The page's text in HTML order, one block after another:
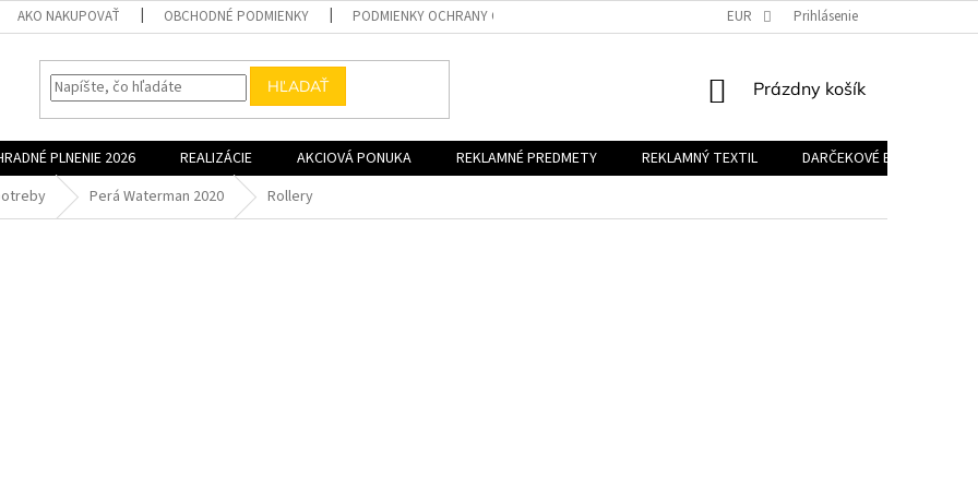
AKO NAKUPOVAŤ OBCHODNÉ PODMIENKY PODMIENKY OCHRANY OSOBNÝCH ÚDAJOV EUR Prihlásenie
HĽADAŤ
NÁKUPNÝ
Prázdny košík
PLNENIE 2026 REALIZÁCIE AKCIOVÁ PONUKA REKLAMNÉ PREDMETY REKLAMNÝ TEXTIL
DARČEKOVÉ BALÍČKY
Perá Waterman 2020 Rollery